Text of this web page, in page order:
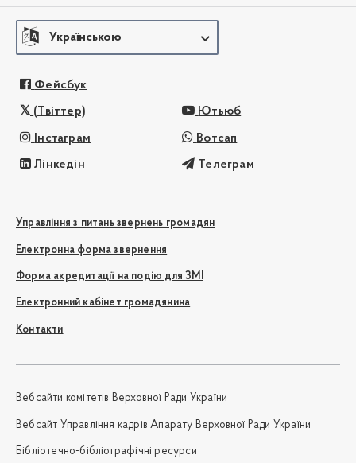
Українською
Фейсбук
(Твіттер) Ютьюб
Інстаграм Вотсап
Лінкедін Телеграм
Управління з питань звернень громадян
Електронна форма звернення
Форма акредитації на подію для ЗМІ
Електронний кабінет громадянина
Контакти
Вебсайти комітетів Верховної Ради України
Вебсайт Управління кадрів Апарату Верховної Ради України
Бібліотечно-бібліографічні ресурси